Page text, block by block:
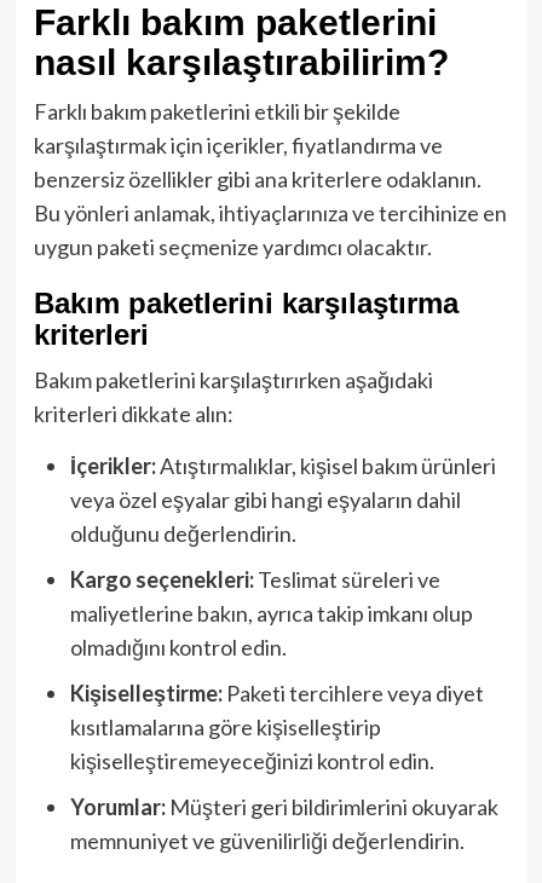
Farklı bakım paketlerini
nasıl karşılaştırabilirim?
Farklı bakım paketlerini etkili bir şekilde
karşılaştırmak için içerikler, fiyatlandırma ve
benzersiz özellikler gibi ana kriterlere odaklanın.
Bu yönleri anlamak, ihtiyaçlarınıza ve tercihinize en
uygun paketi seçmenize yardımcı olacaktır.
Bakım paketlerini karşılaştırma
kriterleri
Bakım paketlerini karşılaştırırken aşağıdaki
kriterleri dikkate alın:
İçerikler:Atıştırmalıklar, kişisel bakım ürünleri
veya özel eşyalar gibi hangi eşyaların dahil
olduğunu değerlendirin.
Kargo seçenekleri:Teslimat süreleri ve
maliyetlerine bakın, ayrıca takip imkanı olup
olmadığını kontrol edin.
Kişiselleştirme:Paketi tercihlere veya diyet
kısıtlamalarına göre kişiselleştirip
kişiselleştiremeyeceğinizi kontrol edin.
Yorumlar:Müşteri geri bildirimlerini okuyarak
memnuniyet ve güvenilirliği değerlendirin.